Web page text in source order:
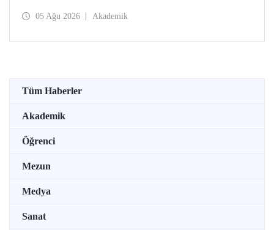
Koşullarına Bağlı Mikrolif Salımı: Aşınma, UV Maruziyeti
05 Ağu 2026 Akademik
Tüm Haberler
Akademik
Öğrenci
Mezun
Medya
Sanat